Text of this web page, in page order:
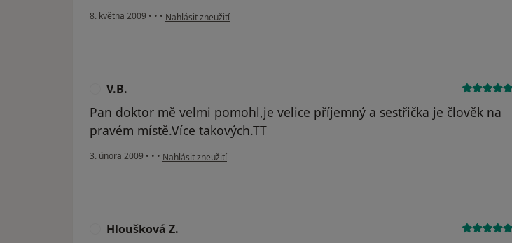
8. května 2009 • • • podle názoru uživatele Iveta .S.
Nahlásit zneužití
V.B.
Pan doktor mě velmi pomohl,je velice příjemný a sestřička je člověk na
pravém místě.Více takových.TT
3. února 2009 • • • podle názoru uživatele V.B.
Nahlásit zneužití
Hloušková Z.